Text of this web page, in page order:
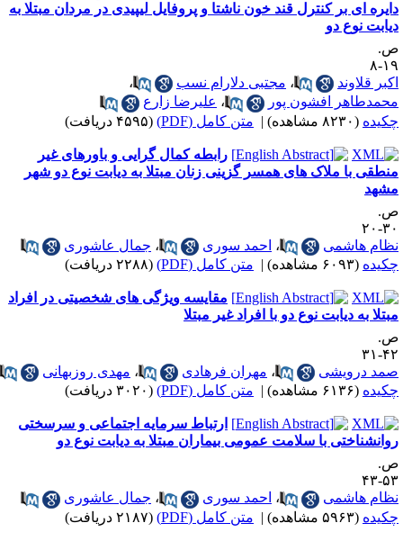
ای بر کنترل قند خون ناشتا و پروفایل لیپیدی در مردان مبتلا به
نوع دو
۸
قلاوند
،مجتبی دلارام نسب
،
افشون پور
،علیرضا زارع
(۸۲۳۰ مشاهده) | متن کامل (PDF) (۴۵۹۵ دریافت)
رابطه کمال گرایی و باورهای غیر
با ملاک های همسر گزینی زنان مبتلا به دیابت نوع دو شهر
۲۰
هاشمی
،احمد سوری ،جمال عاشوری
(۶۰۹۳ مشاهده) | متن کامل (PDF) (۲۲۸۸ دریافت)
مقایسه ویژگی های شخصیتی در افراد
به دیابت نوع دو با افراد غیر مبتلا
۳۱
درویشی
،مهران فرهادی ،مهدی روزبهانی
(۶۱۳۶ مشاهده) | متن کامل (PDF) (۳۰۲۰ دریافت)
ارتباط سرمایه اجتماعی و سرسختی
با سلامت عمومی بیماران مبتلا به دیابت نوع دو
۴۳
هاشمی
،احمد سوری ،جمال عاشوری
(۵۹۶۳ مشاهده) | متن کامل (PDF) (۲۱۸۷ دریافت)